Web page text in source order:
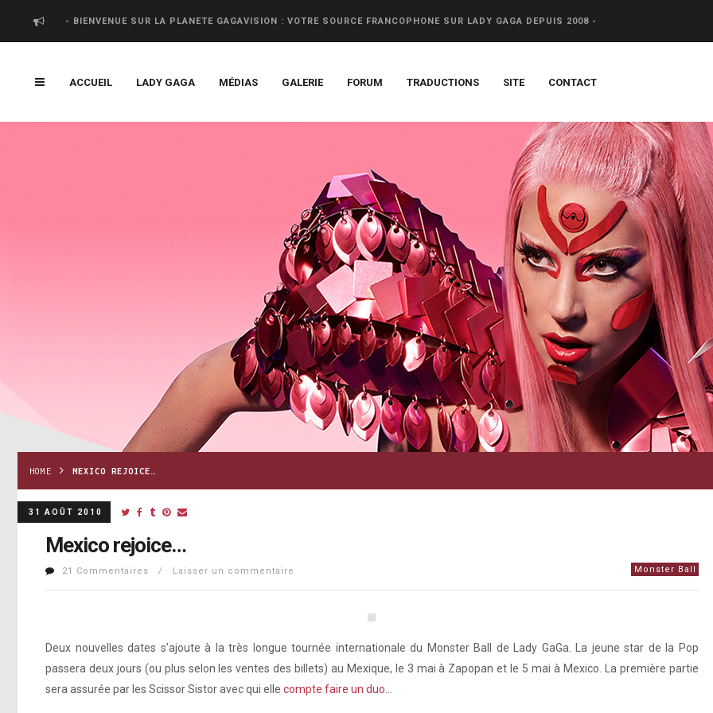
- BIENVENUE SUR LA PLANETE GAGAVISION : VOTRE SOURCE FRANCOPHONE SUR LADY GAGA DEPUIS 2008 -
ACCUEIL LADY GAGA MÉDIAS GALERIE FORUM TRADUCTIONS SITE CONTACT
HOME MEXICO REJOICE…
31 AOÛT 2010
Mexico rejoice…
21 Commentaires / Laisser un commentaire Monster Ball
Deux nouvelles dates s’ajoute à la très longue tournée internationale du Monster Ball de Lady GaGa. La jeune star de la Pop
passera deux jours (ou plus selon les ventes des billets) au Mexique, le 3 mai à Zapopan et le 5 mai à Mexico. La première partie
sera assurée par les Scissor Sistor avec qui elle compte faire un duo…